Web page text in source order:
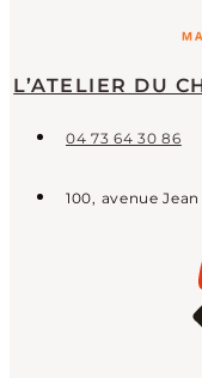
L’ATELIER DU
04 73 64 30 86
100, avenue